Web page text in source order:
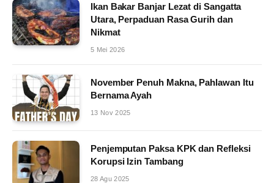
Ikan Bakar Banjar Lezat di Sangatta
Utara, Perpaduan Rasa Gurih dan
Nikmat
5 Mei 2026
November Penuh Makna, Pahlawan Itu
Bernama Ayah
13 Nov 2025
Penjemputan Paksa KPK dan Refleksi
Korupsi Izin Tambang
28 Agu 2025